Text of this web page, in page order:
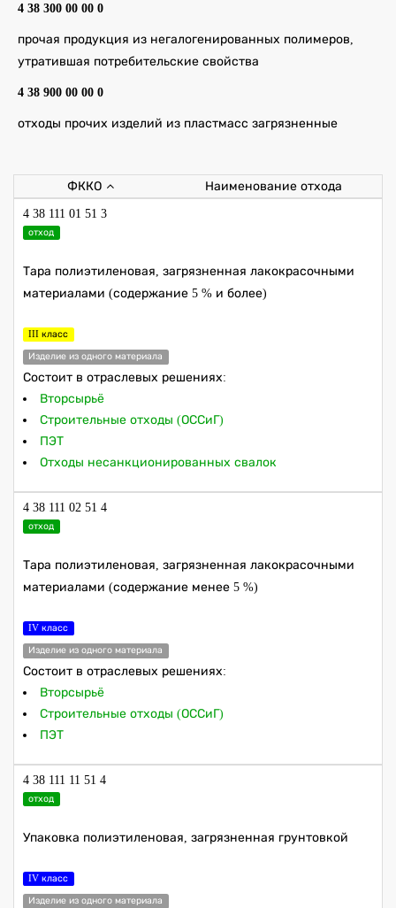
4 38 300 00 00 0
прочая продукция из негалогенированных полимеров,
утратившая потребительские свойства
4 38 900 00 00 0
отходы прочих изделий из пластмасс загрязненные
ФККО Наименование отхода
4 38 111 01 51 3
отход
Тара полиэтиленовая, загрязненная лакокрасочными
материалами (содержание 5 % и более)
III класс
Изделие из одного материала
Состоит в отраслевых решениях:
Вторсырьё
Строительные отходы (ОССиГ)
ПЭТ
Отходы несанкционированных свалок
4 38 111 02 51 4
отход
Тара полиэтиленовая, загрязненная лакокрасочными
материалами (содержание менее 5 %)
IV класс
Изделие из одного материала
Состоит в отраслевых решениях:
Вторсырьё
Строительные отходы (ОССиГ)
ПЭТ
4 38 111 11 51 4
отход
Упаковка полиэтиленовая, загрязненная грунтовкой
IV класс
Изделие из одного материала